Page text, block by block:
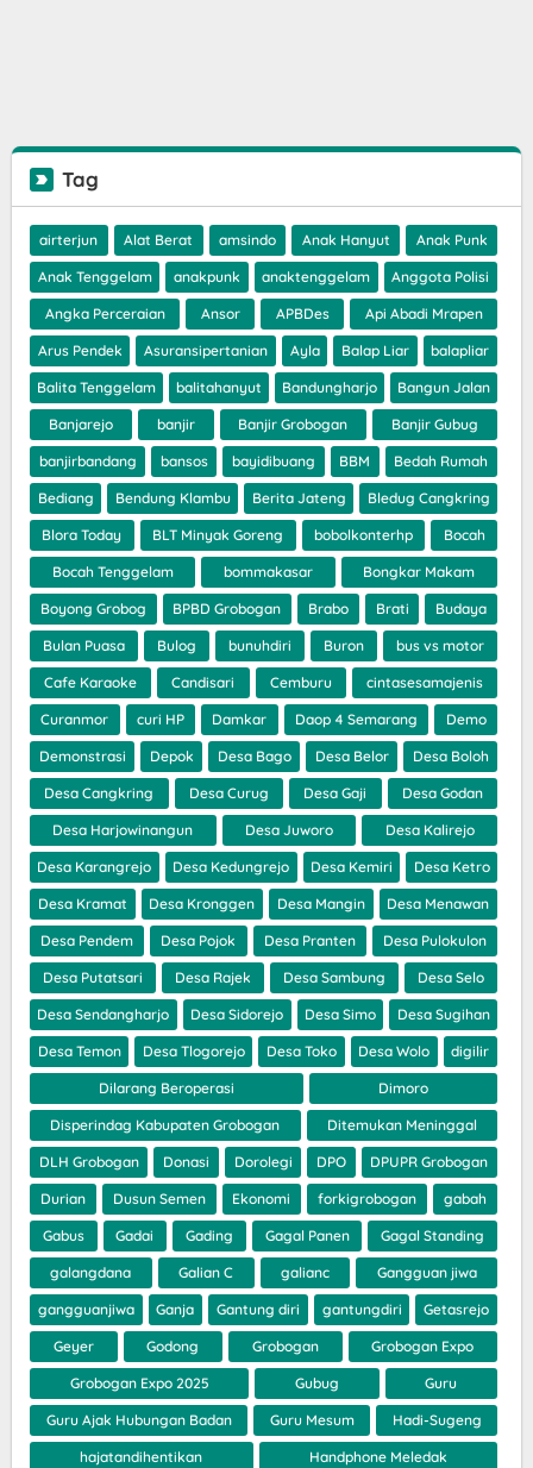
Tag
airterjun Alat Berat amsindo Anak Hanyut Anak Punk
Anak Tenggelam anakpunk anaktenggelam Anggota Polisi
Angka Perceraian Ansor APBDes Api Abadi Mrapen
Arus Pendek Asuransipertanian Ayla Balap Liar balapliar
Balita Tenggelam balitahanyut Bandungharjo Bangun Jalan
Banjarejo banjir Banjir Grobogan Banjir Gubug
banjirbandang bansos bayidibuang BBM Bedah Rumah
Bediang Bendung Klambu Berita Jateng Bledug Cangkring
Blora Today BLT Minyak Goreng bobolkonterhp Bocah
Bocah Tenggelam bommakasar Bongkar Makam
Boyong Grobog BPBD Grobogan Brabo Brati Budaya
Bulan Puasa Bulog bunuhdiri Buron bus vs motor
Cafe Karaoke Candisari Cemburu cintasesamajenis
Curanmor curi HP Damkar Daop 4 Semarang Demo
Demonstrasi Depok Desa Bago Desa Belor Desa Boloh
Desa Cangkring Desa Curug Desa Gaji Desa Godan
Desa Harjowinangun Desa Juworo Desa Kalirejo
Desa Karangrejo Desa Kedungrejo Desa Kemiri Desa Ketro
Desa Kramat Desa Kronggen Desa Mangin Desa Menawan
Desa Pendem Desa Pojok Desa Pranten Desa Pulokulon
Desa Putatsari Desa Rajek Desa Sambung Desa Selo
Desa Sendangharjo Desa Sidorejo Desa Simo Desa Sugihan
Desa Temon Desa Tlogorejo Desa Toko Desa Wolo digilir
Dilarang Beroperasi Dimoro
Disperindag Kabupaten Grobogan Ditemukan Meninggal
DLH Grobogan Donasi Dorolegi DPO DPUPR Grobogan
Durian Dusun Semen Ekonomi forkigrobogan gabah
Gabus Gadai Gading Gagal Panen Gagal Standing
galangdana Galian C galianc Gangguan jiwa
gangguanjiwa Ganja Gantung diri gantungdiri Getasrejo
Geyer Godong Grobogan Grobogan Expo
Grobogan Expo 2025 Gubug Guru
Guru Ajak Hubungan Badan Guru Mesum Hadi-Sugeng
hajatandihentikan Handphone Meledak